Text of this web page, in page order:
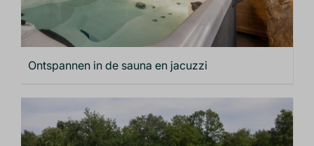
Ontspannen in de sauna en jacuzzi